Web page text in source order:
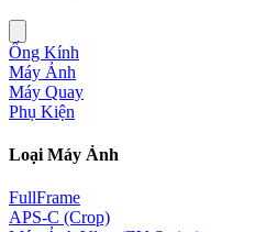
Ống Kính
Máy Ảnh
Máy Quay
Phụ Kiện
Loại Máy Ảnh
FullFrame
APS-C (Crop)